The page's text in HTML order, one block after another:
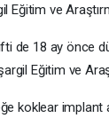
Eğitim ve
de 18 ay önce
Eğitim ve
koklear implant